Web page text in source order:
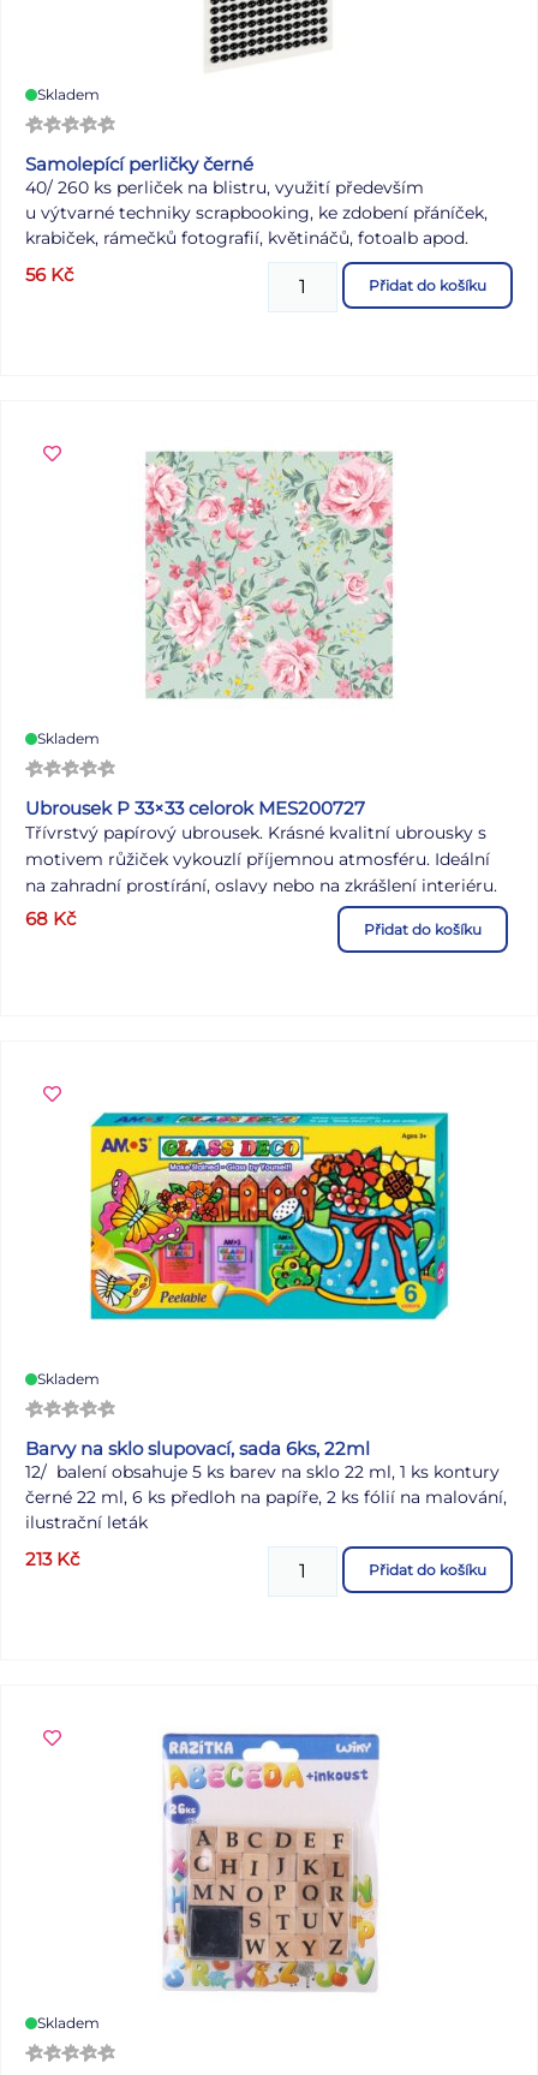
Skladem
Samolepící perličky černé
40/ 260 ks perliček na blistru, využití především
u výtvarné techniky scrapbooking, ke zdobení přáníček,
krabiček, rámečků fotografií, květináčů, fotoalb apod.
56 Kč Přidat do košíku
Skladem
Ubrousek P 33×33 celorok MES200727
Třívrstvý papírový ubrousek. Krásné kvalitní ubrousky s
motivem růžiček vykouzlí příjemnou atmosféru. Ideální
na zahradní prostírání, oslavy nebo na zkrášlení interiéru.
MOTIV: růžičky POČET UBROUSKŮ V BALENÍ: 20 KS
68 Kč Přidat do košíku
Skladem
Barvy na sklo slupovací, sada 6ks, 22ml
12/ balení obsahuje 5 ks barev na sklo 22 ml, 1 ks kontury
černé 22 ml, 6 ks předloh na papíře, 2 ks fólií na malování,
ilustrační leták
213 Kč Přidat do košíku
Skladem